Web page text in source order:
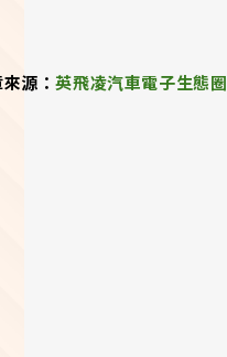
來源：英飛凌汽車電子生態圈